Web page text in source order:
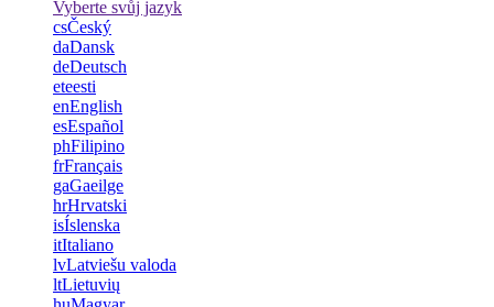
Vyberte svůj jazyk
csČeský
daDansk
deDeutsch
eteesti
enEnglish
esEspañol
phFilipino
frFrançais
gaGaeilge
hrHrvatski
isÍslenska
itItaliano
lvLatviešu valoda
ltLietuvių